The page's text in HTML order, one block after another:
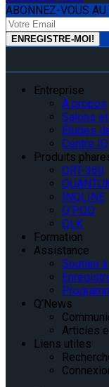
ABONNEZ-VOUS
Entreprise
À propos
Salons
Études
Centre IQ
Produits
QRT-360
INQLINE
Q’POD
QLK
Formation
Assistance
Soutien
Q’News
Articles
Liens utiles